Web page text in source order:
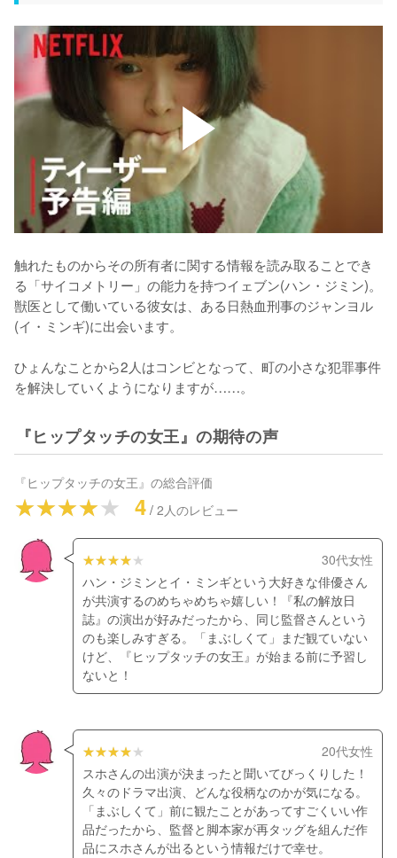
触れたものからその所有者に関する情報を読み取ることでき
る「サイコメトリー」の能力を持つイェブン(ハン・ジミン)。
獣医として働いている彼女は、ある日熱血刑事のジャンヨル
(イ・ミンギ)に出会います。
ひょんなことから2人はコンビとなって、町の小さな犯罪事件
を解決していくようになりますが……。
『ヒップタッチの女王』の期待の声
『ヒップタッチの女王 』の総合評価
4 / 2 人のレビュー
30代女性
ハン・ジミンとイ・ミンギという大好きな俳優さん
が共演するのめちゃめちゃ嬉しい！『私の解放日
誌』の演出が好みだったから、同じ監督さんという
のも楽しみすぎる。「まぶしくて」まだ観ていない
けど、『ヒップタッチの女王』が始まる前に予習し
ないと！
20代女性
スホさんの出演が決まったと聞いてびっくりした！
久々のドラマ出演、どんな役柄なのかが気になる。
「まぶしくて」前に観たことがあってすごくいい作
品だったから、監督と脚本家が再タッグを組んだ作
品にスホさんが出るという情報だけで幸せ。